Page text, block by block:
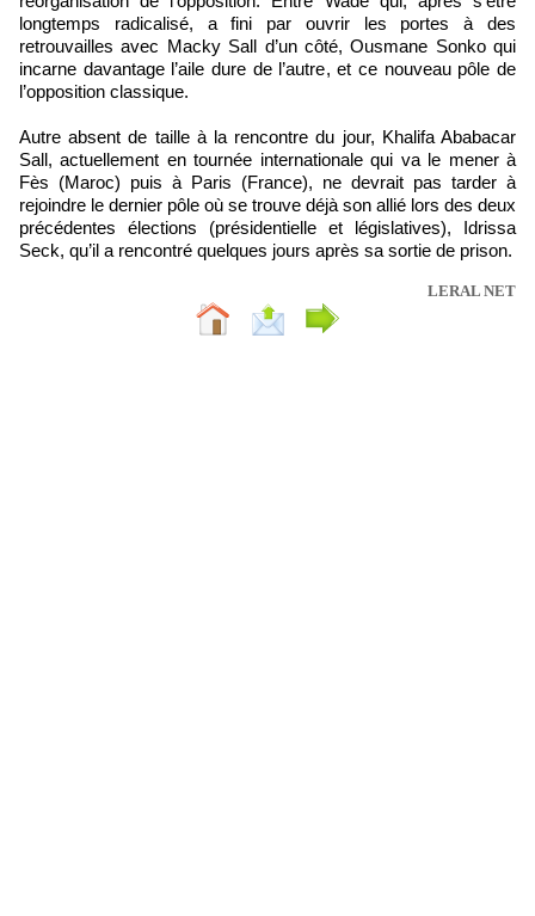
longtemps radicalisé, a fini par ouvrir les portes à des
retrouvailles avec Macky Sall d’un côté, Ousmane Sonko qui
incarne davantage l’aile dure de l’autre, et ce nouveau pôle de
l’opposition classique.
Autre absent de taille à la rencontre du jour, Khalifa Ababacar
Sall, actuellement en tournée internationale qui va le mener à
Fès (Maroc) puis à Paris (France), ne devrait pas tarder à
rejoindre le dernier pôle où se trouve déjà son allié lors des deux
précédentes élections (présidentielle et législatives), Idrissa
Seck, qu’il a rencontré quelques jours après sa sortie de prison.
LERAL NET